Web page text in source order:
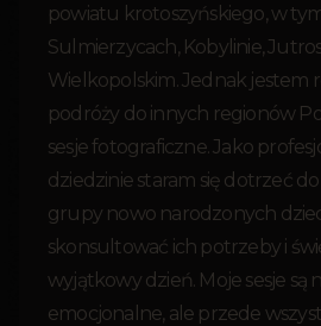
powiatu krotoszyńskiego, w
Sulmierzycach, Kobylinie,
Wielkopolskim. Jednak jestem
podróży do innych regionów
sesje fotograficzne. Jako
dziedzinie staram się dotrzeć
grupy nowo narodzonych
skonsultować ich potrzeby i
wyjątkowy dzień. Moje sesje są
emocjonalne, ale przede